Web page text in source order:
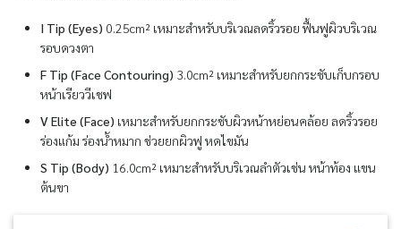
I Tip (Eyes) 0.25cm² เหมาะสำหรับบริเวณลดริ้วรอย ฟื้นฟูผิวบริเวณ
รอบดวงตา
F Tip (Face Contouring) 3.0cm² เหมาะสำหรับยกกระชับเก็บกรอบ
หน้าเรียววีเชฟ
V Elite (Face) เหมาะสำหรับยกกระชับผิวหน้าหย่อนคล้อย ลดริ้วรอย
ร่องแก้ม ร่องน้ำหมาก ช่วยยกผิวฟู หดไขมัน
S Tip (Body) 16.0cm² เหมาะสำหรับบริเวณลำตัวเช่น หน้าท้อง แขน
ต้นขา